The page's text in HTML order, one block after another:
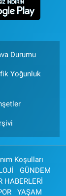
Durumu
Yoğunluk
Koşulları
GÜNDEM
HABERLERİ
YAŞAM